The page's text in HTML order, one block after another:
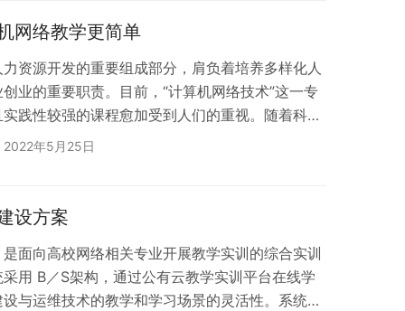
进学生的实际操作能力和创新思维的培养。 值得
网络教学更简单
资源开发的重要组成部分，肩负着培养多样化人
业的重要职责。目前，“计算机网络技术”这一专
践性较强的课程愈加受到人们的重视。随着科技
，被广泛应用在社会的各个领域。在当前的信息
会的进步发展，在网络技术发展的前提下，计算
2022年5月25日
设方案
面向高校网络相关专业开展教学实训的综合实训
用 B／S架构，通过公有云教学实训平台在线学
与运维技术的教学和学习场景的灵活性。系统采